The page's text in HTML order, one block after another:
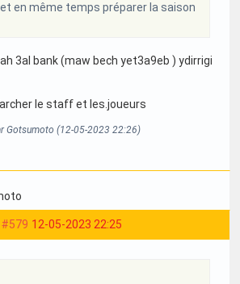
en même temps préparer la saison
3al bank (maw bech yet3a9eb ) ydirrigi
le staff et les.joueurs
Gotsumoto (12-05-2023 22:26)
#579 12-05-2023 22:25